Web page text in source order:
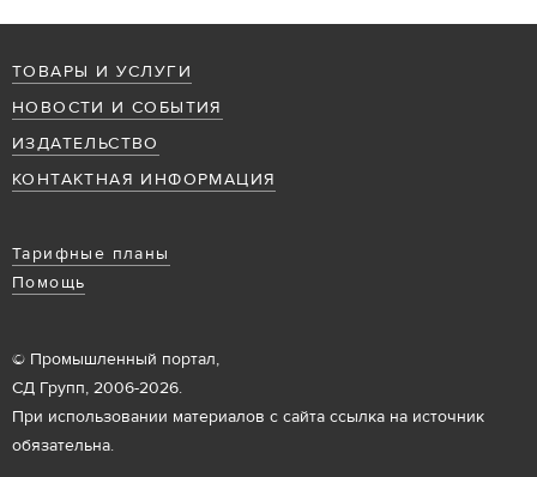
ТОВАРЫ И УСЛУГИ
НОВОСТИ И СОБЫТИЯ
ИЗДАТЕЛЬСТВО
КОНТАКТНАЯ ИНФОРМАЦИЯ
Тарифные планы
Помощь
© Промышленный портал,
СД Групп, 2006-2026.
При использовании материалов с сайта ссылка на источник
обязательна.